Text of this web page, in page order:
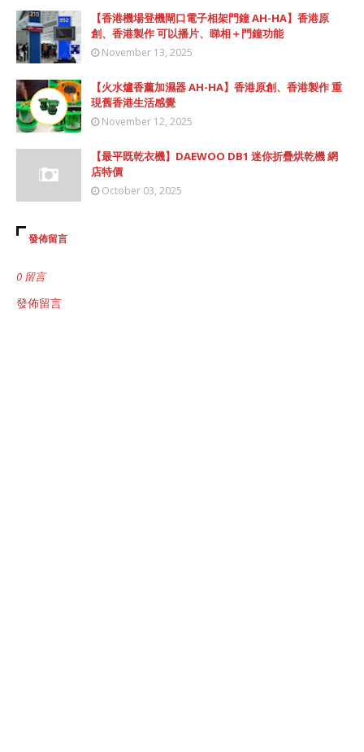
【香港機場登機閘口電子相架門鐘 AH-HA】香港原
創、香港製作 可以播片、睇相＋門鐘功能
November 13, 2025
【火水爐香薰加濕器 AH-HA】香港原創、香港製作 重
現舊香港生活感覺
November 12, 2025
【最平既乾衣機】DAEWOO DB1 迷你折疊烘乾機 網
店特價
October 03, 2025
發佈留言
0 留言
發佈留言